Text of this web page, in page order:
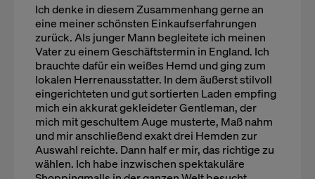
Ich denke in diesem Zusammenhang gerne an
eine meiner schönsten Einkaufserfahrungen
zurück. Als junger Mann begleitete ich meinen
Vater zu einem Geschäftstermin in England. Ich
brauchte dafür ein weißes Hemd und ging zum
lokalen Herrenausstatter. In dem äußerst stilvoll
eingerichteten und gut sortierten Laden empfing
mich ein akkurat gekleideter Gentleman, der
mich mit geschultem Auge musterte, Maß nahm
und mir anschließend exakt drei Hemden zur
Auswahl reichte. Dann half er mir, das richtige zu
wählen. Ich habe inzwischen spektakuläre